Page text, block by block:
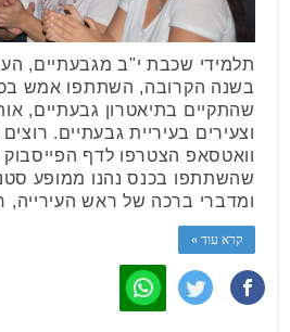
תלמידי שכבת י"ב מגבעתיים,
בשנה הקרובה, השתתפו אמש
שהתקיים בתיאטרון גבעתיים,
וצעירים בעיריית גבעתיים.
וואטסאפ הצטרפו לדף הפייסבוק
שהשתתפו בכנס נהנו ממופע
ומדברי ברכה של ראש העירייה,
קרא עוד »